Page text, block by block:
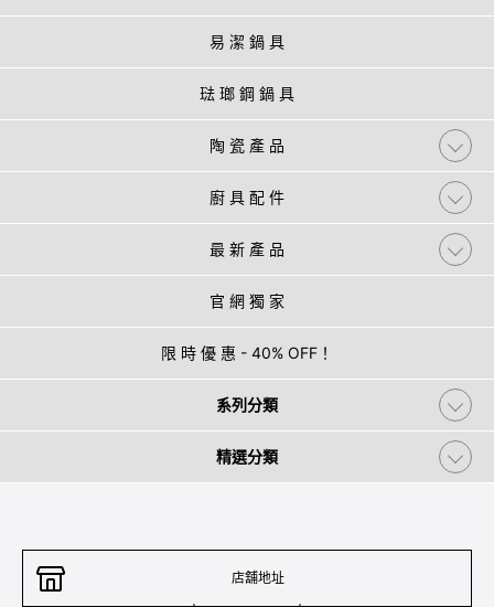
易 潔 鍋 具
琺 瑯 鋼 鍋 具
陶 瓷 產 品
廚 具 配 件
最 新 產 品
官 網 獨 家
限 時 優 惠 - 40% OFF！
系列分類
精選分類
店舖地址